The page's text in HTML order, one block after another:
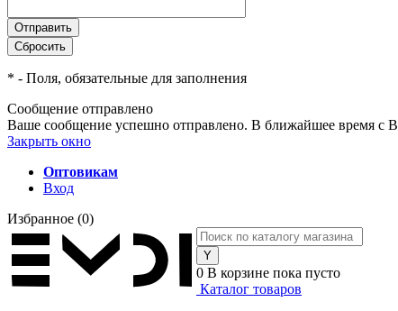
* - Поля, обязательные для заполнения
Сообщение отправлено
Ваше сообщение успешно отправлено. В ближайшее время с
Закрыть окно
Оптовикам
Вход
Избранное (0)
0 В корзине пока пусто
Каталог товаров